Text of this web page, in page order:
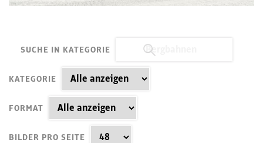
SUCHE IN KATEGORIE
KATEGORIE
FORMAT
BILDER PRO SEITE